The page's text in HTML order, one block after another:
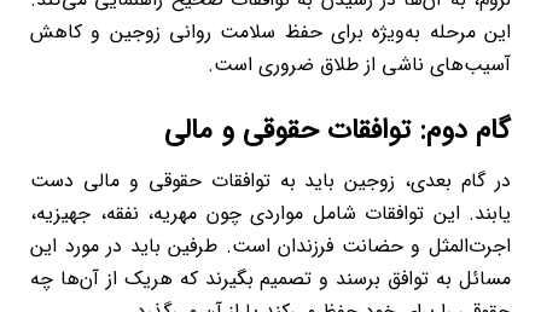
این مرحله به‌ویژه برای حفظ سلامت روانی زوجین و کاهش
آسیب‌های ناشی از طلاق ضروری است.
گام دوم: توافقات حقوقی و مالی
در گام بعدی، زوجین باید به توافقات حقوقی و مالی دست
یابند. این توافقات شامل مواردی چون مهریه، نفقه، جهیزیه،
اجرت‌المثل و حضانت فرزندان است. طرفین باید در مورد این
مسائل به توافق برسند و تصمیم بگیرند که هریک از آن‌ها چه